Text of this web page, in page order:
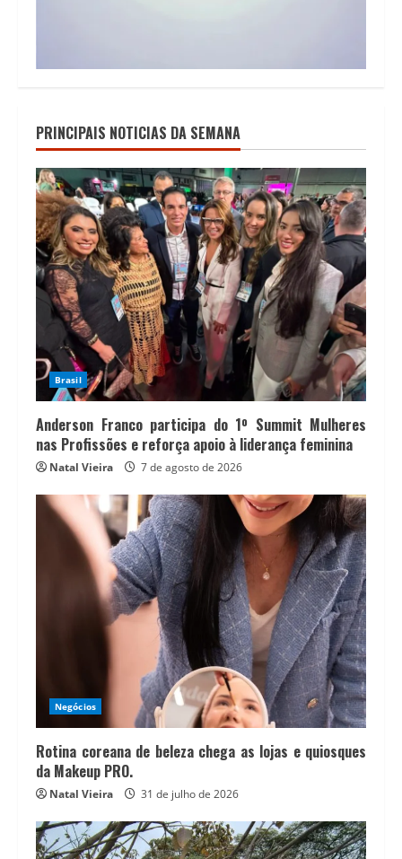
PRINCIPAIS NOTICIAS DA SEMANA
Brasil
Anderson Franco participa do 1º Summit Mulheres
nas Profissões e reforça apoio à liderança feminina
Natal Vieira 7 de agosto de 2026
Negócios
Rotina coreana de beleza chega as lojas e quiosques
da Makeup PRO.
Natal Vieira 31 de julho de 2026